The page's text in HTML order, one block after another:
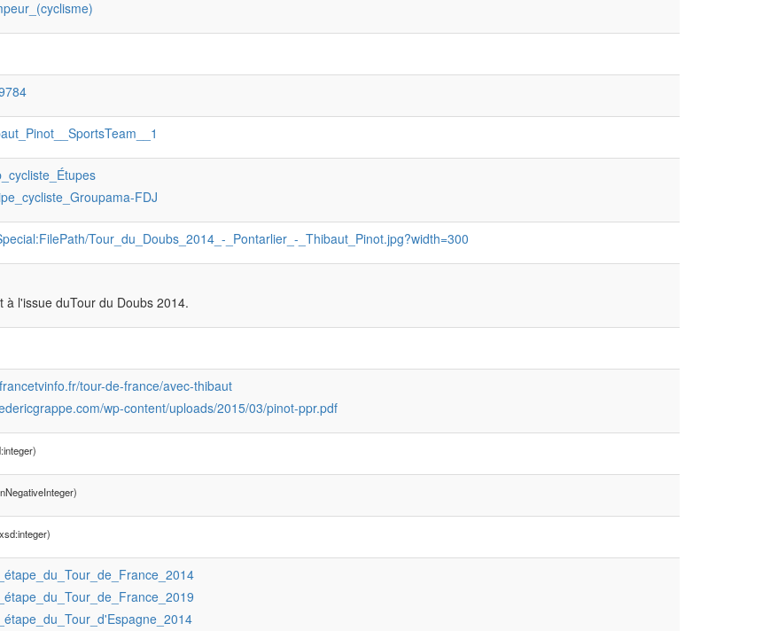
FDJ
Tour_du_Doubs_2014_-_Pontarlier_-_Thibaut_Pinot.jpg?width=300
à l'issue duTour du Doubs 2014.
tour-de-france/avec-thibaut
wp-content/uploads/2015/03/pinot-ppr.pdf